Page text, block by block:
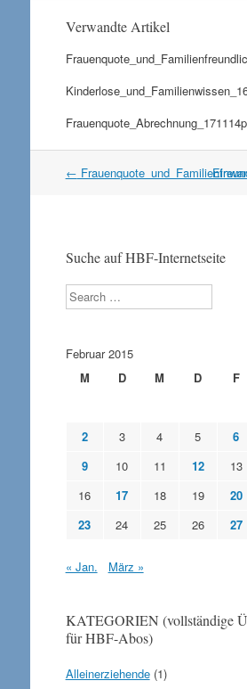
Verwandte Artikel
Artikel
←
Suche auf HBF-Internetseite
Search
Februar 2015
M
D M D F
2
3 4 5 6
9
10 11 12 13
16
17 18 19 20
23
24 25 26 27
« Jan. März »
KATEGORIEN (vollständige
für HBF-Abos)
Alleinerziehende(1)